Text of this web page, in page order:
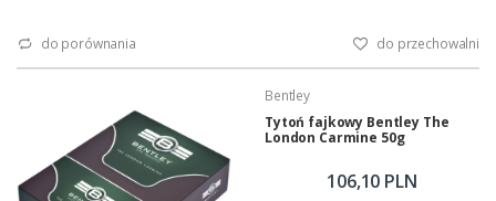
Aromat: miód, wanilia.
Nakład: regularna produkcja.
Skład kompozycji: Virginia, Black
Cavendish, Burley.
Podana wartość to: cena za jedno
do porównania do przechowalni
Bentley
Tytoń fajkowy Bentley The
London Carmine 50g
106,10 PLN